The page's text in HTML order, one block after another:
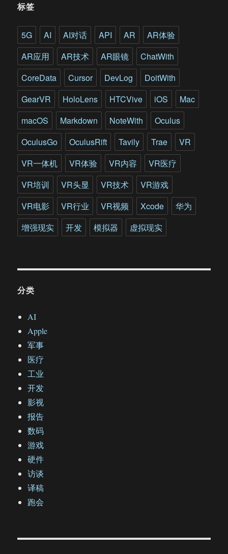
体
验
和
效
率
两
大
问
题
重
点
打
磨
AR
云
服
务
标签
5G AI AI对话 API AR
AR体验
AR应用
AR技术 AR眼镜
ChatWith
CoreData
Cursor DevLog
DoitWith
GearVR
HoloLens HTCVive iOS
Mac
macOS
Markdown NoteWith
Oculus
OculusGo
OculusRift Tavily Trae
VR
VR一体机
VR体验 VR内容
VR医疗
VR培训
VR头显 VR技术
VR游戏
VR电影
VR行业 VR视频 Xcode
华为
增强现实
开发 模拟器 虚拟现实
分类
AI
Apple
军事
医疗
工业
开发
影视
报告
数码
游戏
硬件
访谈
译稿
跑会